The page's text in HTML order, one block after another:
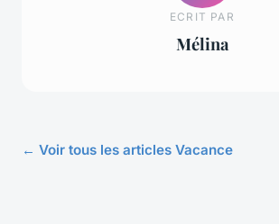
ECRIT PAR
Mélina
← Voir tous les articles Vacance